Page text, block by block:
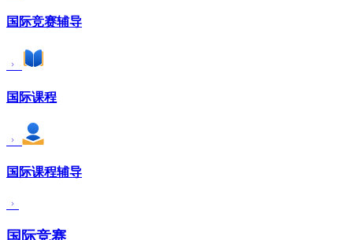
国际竞赛辅导
国际课程
国际课程辅导
国际竞赛